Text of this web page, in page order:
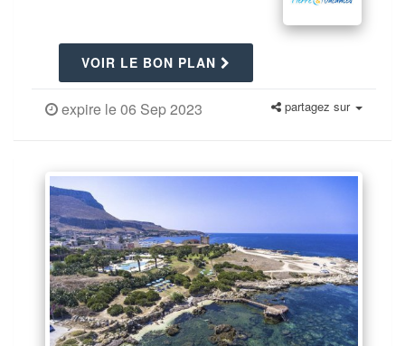
VOIR LE BON PLAN
expire le 06 Sep 2023 partagez sur